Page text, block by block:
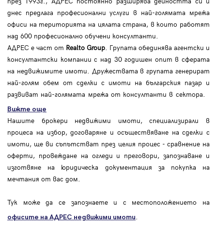
днес предлага професионални услуги в най-голямата мрежа
офиси на територията на цялата страна, в които работят
над 600 професионално обучени консултанти.
АДРЕС е част от Realto Group . Групата обединява агентски и
консултантски компании с над 30 годишен опит в сферата
на недвижимите имоти. Дружествата в групата генерират
най-голям обем от сделки с имоти на българския пазар и
развиват най-голямата мрежа от консултанти в сектора.
Вижте още
Нашите брокери недвижими имоти, специализирали в
процеса на избор, договаряне и осъществяване на сделки с
имоти, ще ви съпътстват през целия процес - сравнение на
оферти, провеждане на огледи и преговори, запознаване и
изготвяне на юридическа документация за покупка на
мечтания от вас дом.
Тук може да се запознаете и с местоположението на
офисите на АДРЕС недвижими имоти